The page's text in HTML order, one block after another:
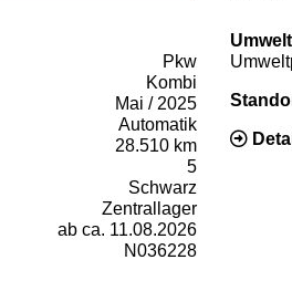
Pkw
Kombi
Mai / 2025
Automatik
28.510 km
5
Schwarz
Zentrallager
ab ca. 11.08.2026
N036228